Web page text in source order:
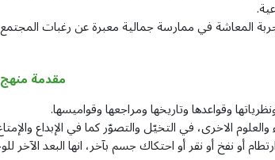
المعاشة في ممارسة جمالية معبرة عن رغبات المجتمع
مقدمة
وقواعدها وتاريخها ومراجعها وقواميسها.
الاخرى، في التخيّل والتصوّر كما في الإبداع
أو نفخ أو نقر أو احتكاك جسم بآخر، انها البعد الآخر